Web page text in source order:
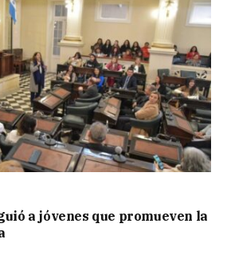
a jóvenes que promueven la